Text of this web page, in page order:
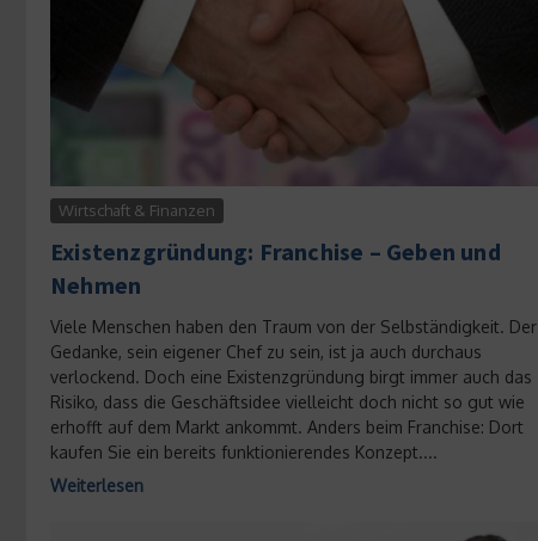
Wirtschaft & Finanzen
Existenzgründung: Franchise – Geben und
Nehmen
Viele Menschen haben den Traum von der Selbständigkeit. Der
Gedanke, sein eigener Chef zu sein, ist ja auch durchaus
verlockend. Doch eine Existenzgründung birgt immer auch das
Risiko, dass die Geschäftsidee vielleicht doch nicht so gut wie
erhofft auf dem Markt ankommt. Anders beim Franchise: Dort
kaufen Sie ein bereits funktionierendes Konzept....
Weiterlesen